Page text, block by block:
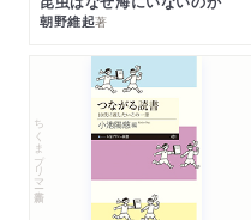
朝野維起著
ちくまプリマー新書